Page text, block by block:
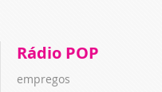
Rádio POP
empregos